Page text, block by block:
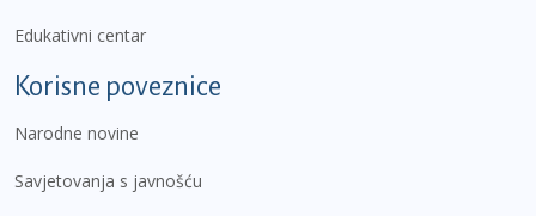
Edukativni centar
Korisne poveznice
Narodne novine
Savjetovanja s javnošću